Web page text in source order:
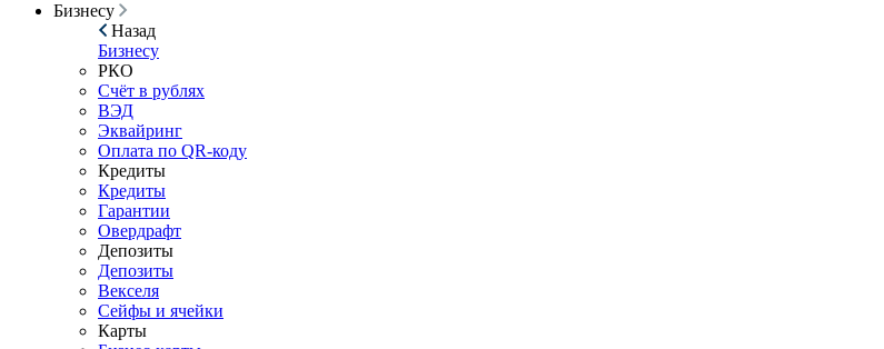
Бизнесу
Назад
Бизнесу
РКО
Счёт в рублях
ВЭД
Эквайринг
Оплата по QR-коду
Кредиты
Кредиты
Гарантии
Овердрафт
Депозиты
Депозиты
Векселя
Сейфы и ячейки
Карты